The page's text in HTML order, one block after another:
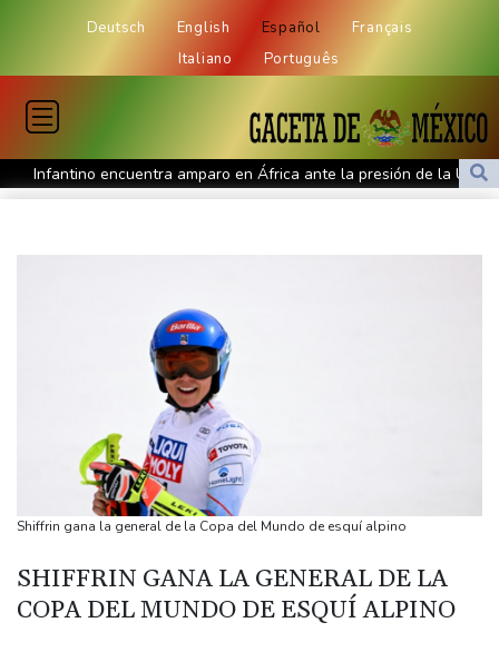
Deutsch English Español
Français
Italiano
Português
Infantino encuentra amparo en África ante la presión de la UEFA
El Real Madrid zanja las especulaciones y renueva a Vinícius
Muere bajo arresto domiciliario en Venezuela un preso político de
El Real Madrid anuncia el fichaje del extremo marfileño Yan
Diomandé
El mexicano Del Toro renueva con el UAE hasta 2031
El doloroso baile de cifras de desaparecidos en los sismos en
Un comité del Senado de EEUU declara en desacato al ex
responsable de la lucha anticovid Anthony Fauci
Shiffrin gana la general de la Copa del Mundo de esquí alpino
SHIFFRIN GANA LA GENERAL DE LA
COPA DEL MUNDO DE ESQUÍ ALPINO